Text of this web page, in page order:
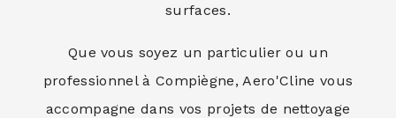
surfaces.
Que vous soyez un particulier ou un
professionnel à Compiègne, Aero'Cline vous
accompagne dans vos projets de nettoyage